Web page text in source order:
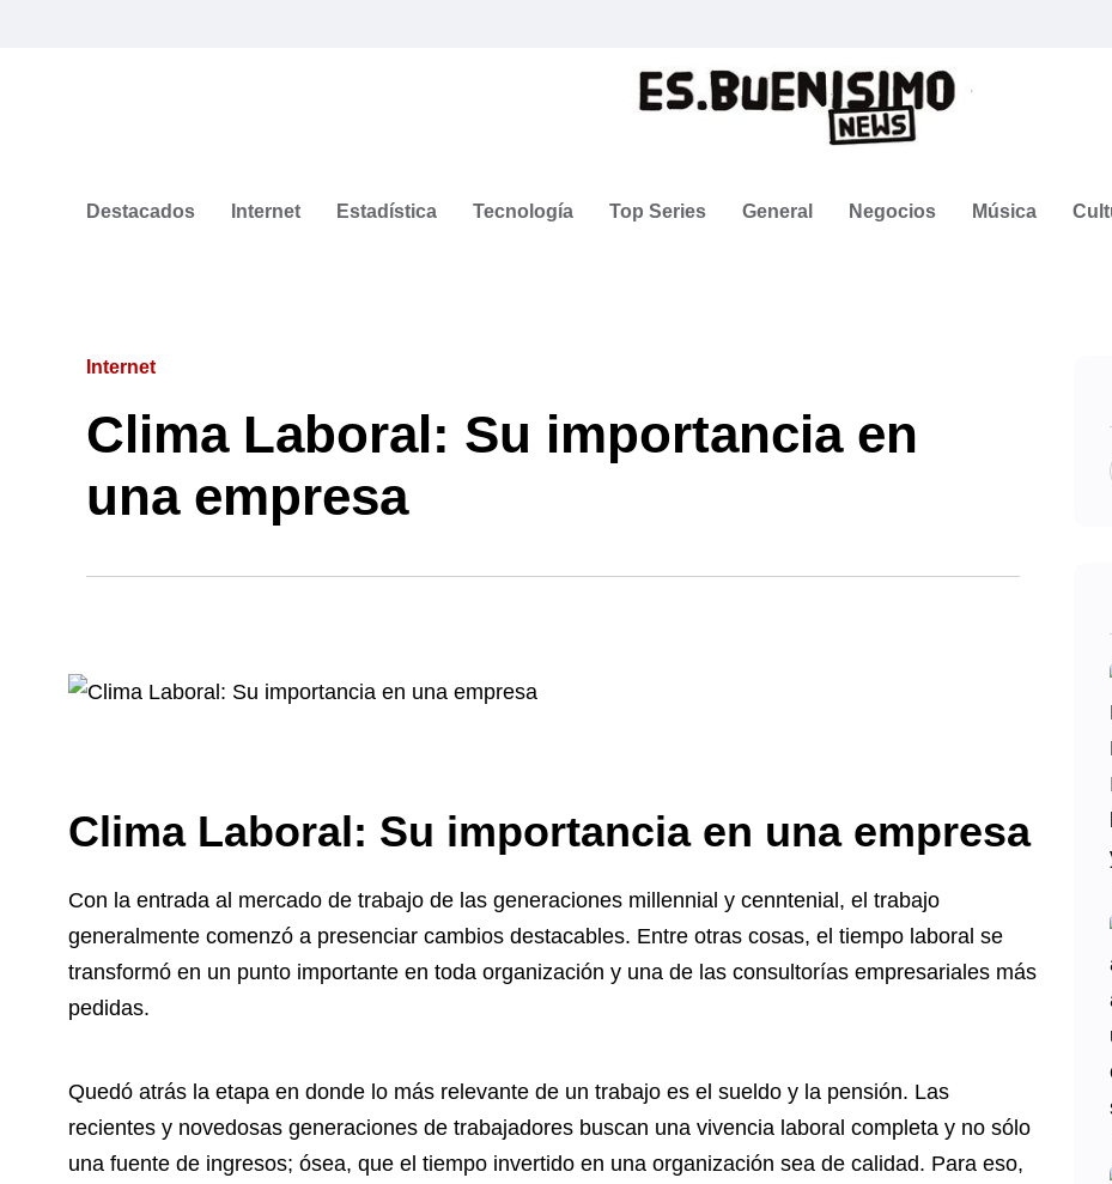
Destacados Internet Estadística Tecnología Top Series General Negocios Música
Internet
Clima Laboral: Su importancia en
una empresa
Clima Laboral: Su importancia en una empresa
Con la entrada al mercado de trabajo de las generaciones millennial y cenntenial, el trabajo
generalmente comenzó a presenciar cambios destacables. Entre otras cosas, el tiempo laboral se
transformó en un punto importante en toda organización y una de las consultorías empresariales más
pedidas.
Quedó atrás la etapa en donde lo más relevante de un trabajo es el sueldo y la pensión. Las
recientes y novedosas generaciones de trabajadores buscan una vivencia laboral completa y no sólo
una fuente de ingresos; ósea, que el tiempo invertido en una organización sea de calidad. Para eso,